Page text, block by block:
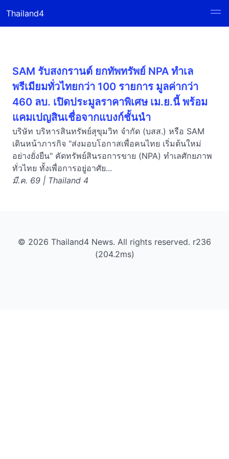
Thailand4
SAM รับสงกรานต์ ยกทัพทรัพย์ NPA ทำเล
พรีเมียมทั่วไทยกว่า 100 รายการ มูลค่ากว่า
460 ลบ. เปิดประมูลราคาพิเศษ เม.ย.นี้ พร้อม
แคมเปญสินเชื่อจากแบงก์ชั้นนำ
บริษัท บริหารสินทรัพย์สุขุมวิท จำกัด (บสส.) หรือ SAM
เดินหน้าภารกิจ "ส่งมอบโอกาสเพื่อคนไทย เริ่มต้นใหม่
อย่างยั่งยืน" คัดทรัพย์สินรอการขาย (NPA) ทำเลศักยภาพ
ทั่วไทย ทั้งเพื่อการอยู่อาศัย...
มี.ค. 69 | Thailand 4
© 2026 Thailand4 News. All rights reserved. r236
(204.2ms)